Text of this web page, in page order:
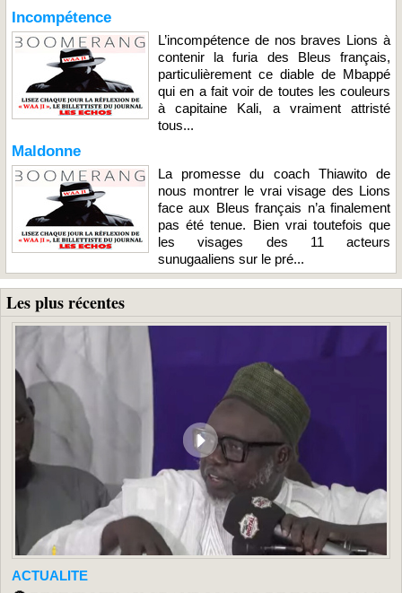
Incompétence
L’incompétence de nos braves Lions à
contenir la furia des Bleus français,
particulièrement ce diable de Mbappé
qui en a fait voir de toutes les couleurs
à capitaine Kali, a vraiment attristé
tous...
Maldonne
La promesse du coach Thiawito de
nous montrer le vrai visage des Lions
face aux Bleus français n’a finalement
pas été tenue. Bien vrai toutefois que
les visages des 11 acteurs
sunugaaliens sur le pré...
Les plus récentes
ACTUALITE